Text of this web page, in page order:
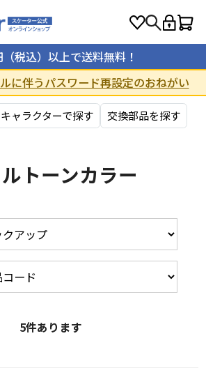
税込）以上で送料無料！
に伴うパスワード再設定のおねがい
キャラクターで探す 交換部品を探す
トーンカラー
5件あります